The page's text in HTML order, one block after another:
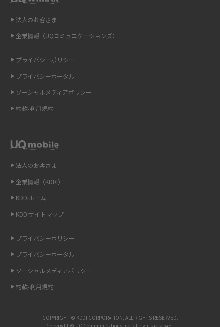
即日受け取りできるポケット型Wi-Fiはある？すぐに使うための方法や注意
ONU（光回線終端装置）とは？モデム・ルーター・ホームゲートウェイと
ギガバイト（GB）とは？1GBの目安やギガが足りない時の対処法を紹介
Wi-Fi 6とは？Wi-Fi 5との違いやメリットと注意点、規格の種類も解説
Wi-Fiを自宅に設置する方法は？必要なことやポイントも紹介
光ファイバーとは？仕組みやメリット・デメリットを初心者向けにわかり
やすく解説
を解説
6Gとはどんな通信技術？Beyond 5Gや実用化の課題などを解説
方法を解説
UQ WiMAXの評判は？特徴やメリット・デメリットを口コミと併せて紹介
法人のお客さま
企業情報（KDDI）
KDDIホーム
KDDIサイトマップ
プライバシーポリシー
プライバシーポータル
ソーシャルメディアポリシー
約款•利用規約
法人のお客さま
企業情報（UQコミュニケーションズ）
プライバシーポリシー
プライバシーポータル
ソーシャルメディアポリシー
約款•利用規約
COPYRIGHT © KDDI CORPORATION, ALL RIGHTS RESERVED.
Copyright © UQ Communications Inc. all rights reserved.